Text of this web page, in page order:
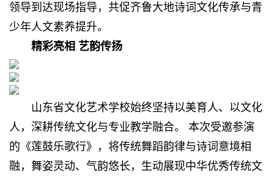
领导到达现场指导，共促齐鲁大地诗词文化传承与青
少年人文素养提升。
精彩亮相 艺韵传扬
山东省文化艺术学校始终坚持以美育人、以文化
人，深耕传统文化与专业教学融合。 本次受邀参演
的《莲鼓乐歌行》，将传统舞蹈韵律与诗词意境相
融，舞姿灵动、气韵悠长，生动展现中华优秀传统文